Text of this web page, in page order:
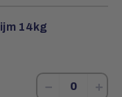
14kg
− +